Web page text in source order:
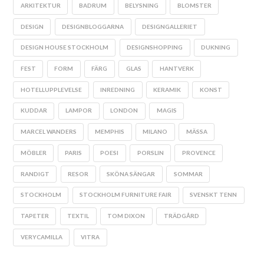
ARKITEKTUR BADRUM BELYSNING BLOMSTER
DESIGN DESIGNBLOGGARNA DESIGNGALLERIET
DESIGN HOUSE STOCKHOLM DESIGNSHOPPING DUKNING
FEST FORM FÄRG GLAS HANTVERK
HOTELLUPPLEVELSE INREDNING KERAMIK KONST
KUDDAR LAMPOR LONDON MAGIS
MARCEL WANDERS MEMPHIS MILANO MÄSSA
MÖBLER PARIS POESI PORSLIN PROVENCE
RANDIGT RESOR SKÖNA SÄNGAR SOMMAR
STOCKHOLM STOCKHOLM FURNITURE FAIR SVENSKT TENN
TAPETER TEXTIL TOM DIXON TRÄDGÅRD
VERYCAMILLA VITRA